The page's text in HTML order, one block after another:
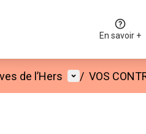
En savoir +
de l’Hers Menu
/ VOS